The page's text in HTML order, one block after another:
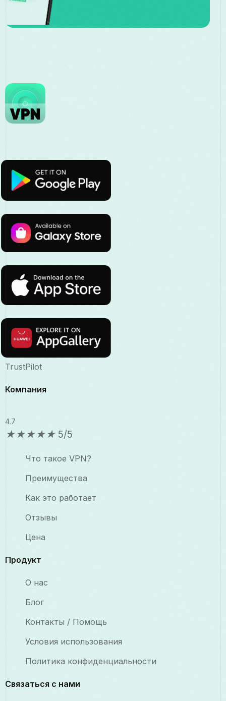
TrustPilot
Компания
4.7
★★★★★ 5/5
Что такое VPN?
Преимущества
Как это работает
Отзывы
Цена
Продукт
О нас
Блог
Контакты / Помощь
Условия использования
Политика конфиденциальности
Связаться с нами